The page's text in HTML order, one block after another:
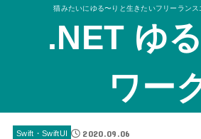
猫みたいにゆる〜りと生きたいフリーラン
.NET ゆ
ワー
Swift・SwiftUI 2020.09.06